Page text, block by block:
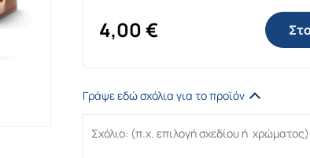
4,00€
Γράψε εδώ σχόλια για το προϊόν